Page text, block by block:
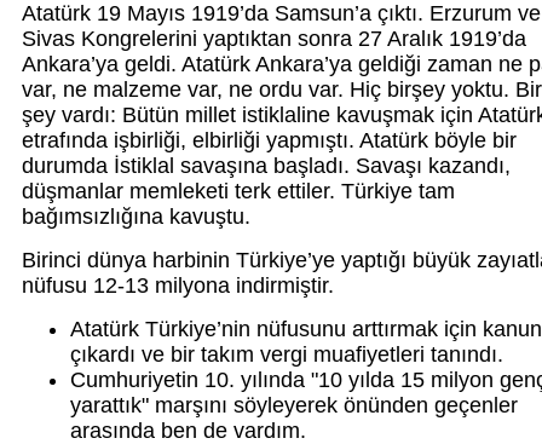
Atatürk 19 Mayıs 1919’da Samsun’a çıktı. Erzurum ve
Sivas Kongrelerini yaptıktan sonra 27 Aralık 1919’da
Ankara’ya geldi. Atatürk Ankara’ya geldiği zaman ne
var, ne malzeme var, ne ordu var. Hiç birşey yoktu.
şey vardı: Bütün millet istiklaline kavuşmak için
etrafında işbirliği, elbirliği yapmıştı. Atatürk böyle bir
durumda İstiklal savaşına başladı. Savaşı kazandı,
düşmanlar memleketi terk ettiler. Türkiye tam
bağımsızlığına kavuştu.
Birinci dünya harbinin Türkiye’ye yaptığı büyük
nüfusu 12-13 milyona indirmiştir.
Atatürk Türkiye’nin nüfusunu arttırmak için kanun
çıkardı ve bir takım vergi muafiyetleri tanındı.
Cumhuriyetin 10. yılında "10 yılda 15 milyon
yarattık" marşını söyleyerek önünden geçenler
arasında ben de vardım.